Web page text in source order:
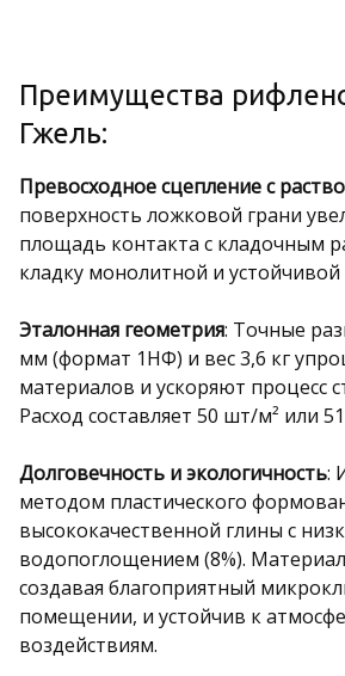
Преимущества
Гжель:
Превосходное сцепление с
поверхность ложковой грани
площадь контакта с кладочным
кладку монолитной и устойчивой
Эталонная геометрия: Точные
мм (формат 1НФ) и вес 3,6 кг
материалов и ускоряют процесс
Расход составляет 50 шт/м² или
Долговечность и экологичность:
методом пластического
высококачественной глины с
водопоглощением (8%).
создавая благоприятный
помещении, и устойчив к
воздействиям.